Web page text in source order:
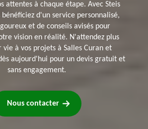
attentes à chaque étape. Avec Steis
bénéficiez d'un service personnalisé,
et de conseils avisés pour
vision en réalité. N'attendez plus
vie à vos projets à Salles Curan et
aujourd'hui pour un devis gratuit et
sans engagement.
Nous contacter